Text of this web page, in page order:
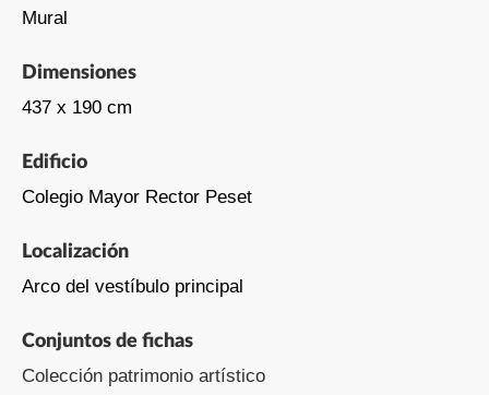
Mural
Dimensiones
437 x 190 cm
Edificio
Colegio Mayor Rector Peset
Localización
Arco del vestíbulo principal
Conjuntos de fichas
Colección patrimonio artístico